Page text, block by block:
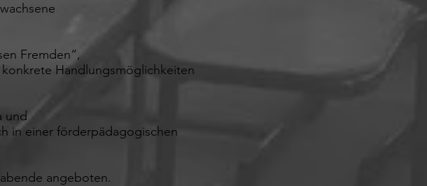
Fremden“,
Handlungsmöglichkeiten
und
in einer förderpädagogischen
angeboten.